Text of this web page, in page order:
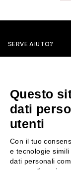
SERVE AIUTO?
SERVIZIO CLIENTI
Resi e rimborsi
Pagamenti
Questo
dati
utenti
Con il tuo
e tecnologie
dati personali